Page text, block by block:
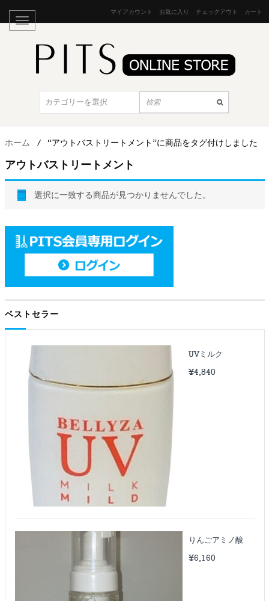
マイアカウント お気に入り チェックアウト カート
ホーム / “アウトバストリートメント”に商品をタグ付けしました
アウトバストリートメント
選択に一致する商品が見つかりませんでした。
ベストセラー
UVミルク
¥4,840
りんごアミノ酸
¥6,160